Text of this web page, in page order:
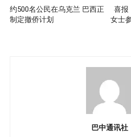
约500名公民在乌克兰 巴西正
制定撤侨计划
喜报
女士
巴中通讯社